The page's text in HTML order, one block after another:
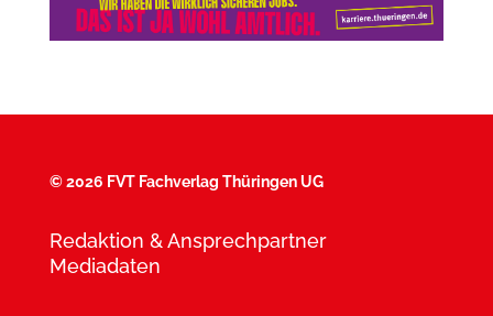
©2026 FVT Fachverlag Thüringen UG
Redaktion & Ansprechpartner
Mediadaten